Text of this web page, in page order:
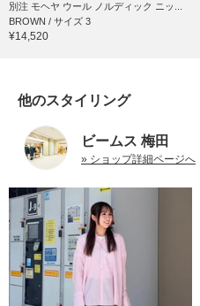
別注 モヘヤ ウール ノルディック ニッ...
BROWN / サイズ 3
¥14,520
他のスタイリング
ビームス 梅田
» ショップ詳細ページへ